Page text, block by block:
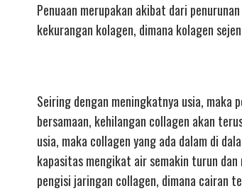
Penuaan merupakan akibat dari
kekurangan kolagen, dimana kolagen
Seiring dengan meningkatnya usia, maka
bersamaan, kehilangan collagen akan
usia, maka collagen yang ada dalam di
kapasitas mengikat air semakin turun
pengisi jaringan collagen, dimana cairan